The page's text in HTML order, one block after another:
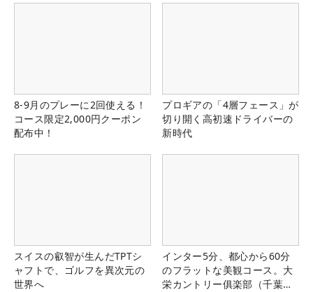
8-9月のプレーに2回使える！
コース限定2,000円クーポン
配布中！
プロギアの「4層フェース」が
切り開く高初速ドライバーの
新時代
スイスの叡智が生んだTPTシ
ャフトで、ゴルフを異次元の
世界へ
インター5分、都心から60分
のフラットな美観コース。大
栄カントリー俱楽部（千葉